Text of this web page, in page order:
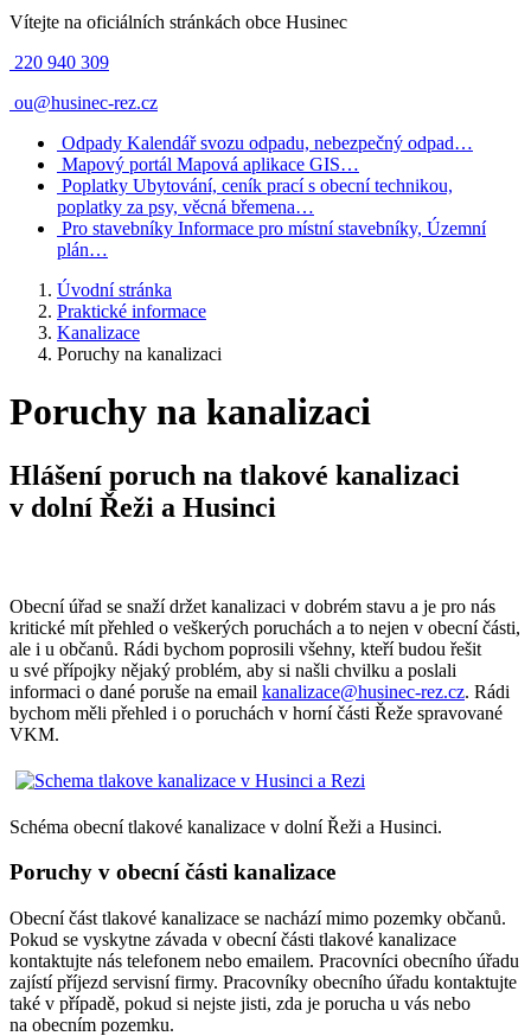
Vítejte na oficiálních stránkách obce Husinec
220 940 309
ou@husinec-rez.cz
Odpady Kalendář svozu odpadu, nebezpečný odpad…
Mapový portál Mapová aplikace GIS…
Poplatky Ubytování, ceník prací s obecní technikou,
poplatky za psy, věcná břemena…
Pro stavebníky Informace pro místní stavebníky, Územní
plán…
Úvodní stránka
Praktické informace
Kanalizace
Poruchy na kanalizaci
Poruchy na kanalizaci
Hlášení poruch na tlakové kanalizaci
v dolní Řeži a Husinci
Obecní úřad se snaží držet kanalizaci v dobrém stavu a je pro nás
kritické mít přehled o veškerých poruchách a to nejen v obecní části,
ale i u občanů. Rádi bychom poprosili všehny, kteří budou řešit
u své přípojky nějaký problém, aby si našli chvilku a poslali
informaci o dané poruše na email kanalizace@husinec-rez.cz. Rádi
bychom měli přehled i o poruchách v horní části Řeže spravované
VKM.
Schéma obecní tlakové kanalizace v dolní Řeži a Husinci.
Poruchy v obecní části kanalizace
Obecní část tlakové kanalizace se nachází mimo pozemky občanů.
Pokud se vyskytne závada v obecní části tlakové kanalizace
kontaktujte nás telefonem nebo emailem. Pracovníci obecního úřadu
zajístí příjezd servisní firmy. Pracovníky obecního úřadu kontaktujte
také v případě, pokud si nejste jisti, zda je porucha u vás nebo
na obecním pozemku.